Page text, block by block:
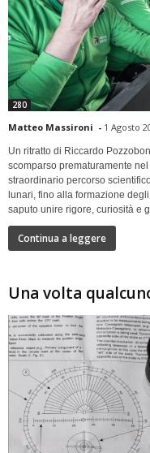
280
Matteo Massironi - 1 Agosto
Un ritratto di Riccardo
scomparso prematuramente
straordinario percorso
lunari, fino alla formazione
saputo unire rigore, curiosità e
Continua a leggere
Una volta